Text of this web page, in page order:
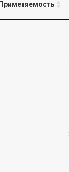
Применяемость